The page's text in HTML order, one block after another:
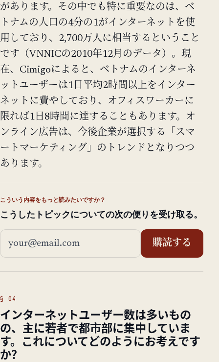
があります。その中でも特に重要なのは、ベ
トナムの人口の4分の1がインターネットを使
用しており、2,700万人に相当するということ
です（VNNICの2010年12月のデータ）。現
在、Cimigoによると、ベトナムのインターネ
ットユーザーは1日平均2時間以上をインター
ネットに費やしており、オフィスワーカーに
限れば1日8時間に達することもあります。オ
ンライン広告は、今後企業が選択する「スマ
ートマーケティング」のトレンドとなりつつ
あります。
こういう内容をもっと読みたいですか？
こうしたトピックについての次の便りを受け取る。
メールアドレス
購読する
インターネットユーザー数は多いもの
の、主に若者で都市部に集中していま
す。これについてどのようにお考えです
か？